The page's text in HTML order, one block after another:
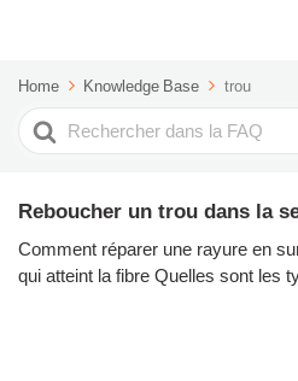
Home Knowledge Base trou
Rechercher
Reboucher un trou dans la
Comment réparer une rayure en
qui atteint la fibre Quelles sont les